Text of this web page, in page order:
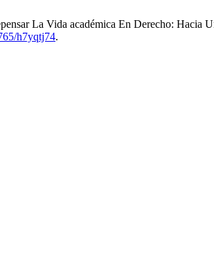
La Vida académica En Derecho: Hacia
h7yqtj74.